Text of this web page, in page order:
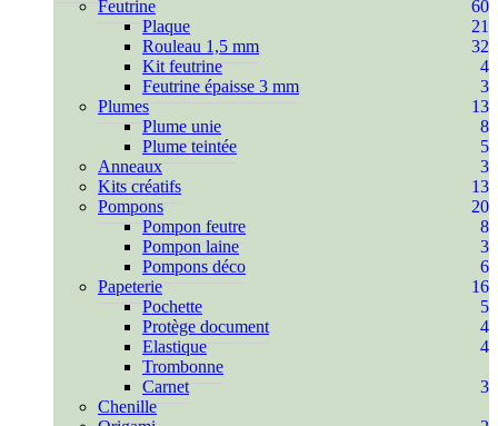
Feutrine
60
Plaque
21
Rouleau 1,5 mm
32
Kit feutrine
4
Feutrine épaisse 3 mm
3
Plumes
13
Plume unie
8
Plume teintée
5
Anneaux
3
Kits créatifs
13
Pompons
20
Pompon feutre
8
Pompon laine
3
Pompons déco
6
Papeterie
16
Pochette
5
Protège document
4
Elastique
4
Trombonne
Carnet
3
Chenille